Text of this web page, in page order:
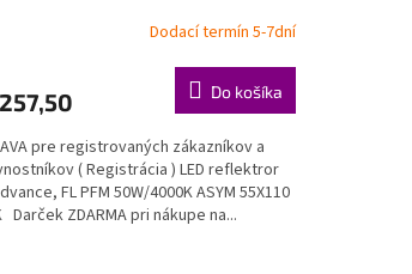
A
R
M
O
Dodací termín 5-7dní
Do košíka
pre registrovaných zákazníkov a
( Registrácia ) LED reflektror
FL PFM 50W/4000K ASYM 55X110
Darček ZDARMA pri nákupe na...